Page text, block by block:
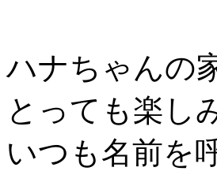
ハナちゃんの
とっても楽し
いつも名前を